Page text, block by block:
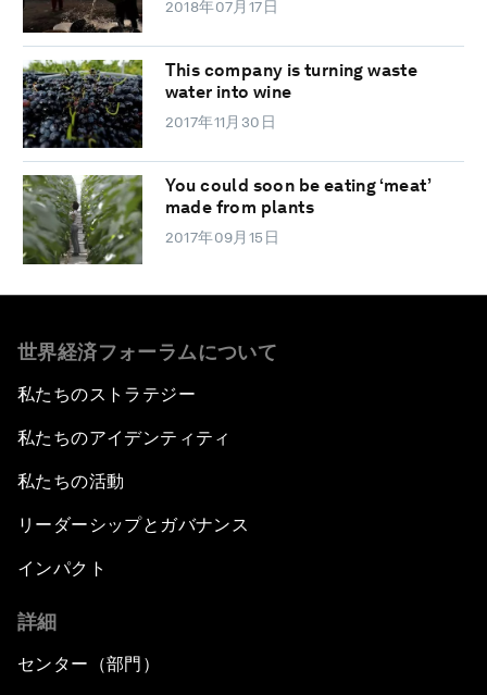
2018年07月17日
This company is turning waste
water into wine
2017年11月30日
You could soon be eating ‘meat’
made from plants
2017年09月15日
世界経済フォーラムについて
私たちのストラテジー
私たちのアイデンティティ
私たちの活動
リーダーシップとガバナンス
インパクト
詳細
センター（部門）